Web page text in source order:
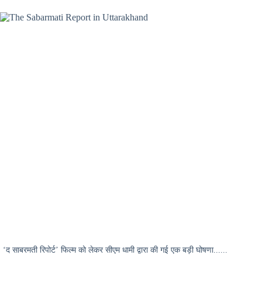
‘द साबरमती रिपोर्ट’ फिल्म को लेकर सीएम धामी द्वारा की गई एक बड़ी घोषणा......